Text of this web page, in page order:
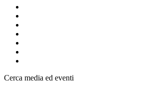
Cerca media ed eventi